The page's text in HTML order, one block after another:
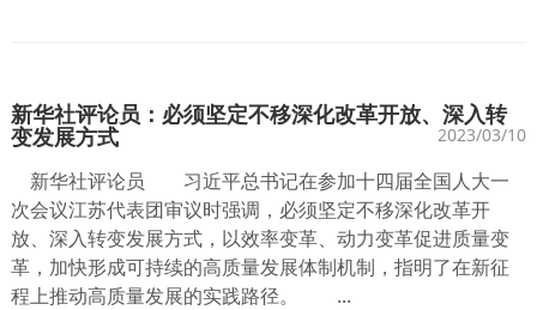
新华社评论员：必须坚定不移深化改革开放、深入转
变发展方式 2023/03/10
新华社评论员 习近平总书记在参加十四届全国人大一
次会议江苏代表团审议时强调，必须坚定不移深化改革开
放、深入转变发展方式，以效率变革、动力变革促进质量变
革，加快形成可持续的高质量发展体制机制，指明了在新征
程上推动高质量发展的实践路径。 ...